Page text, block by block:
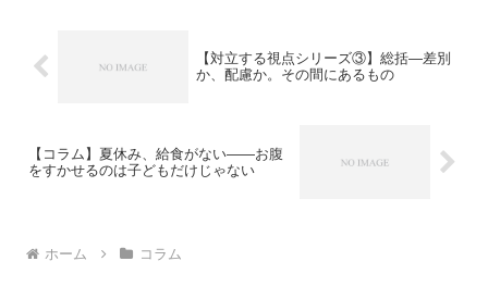
【対立する視点シリーズ③】総括―差別
か、配慮か。その間にあるもの
【コラム】夏休み、給食がない——お腹
をすかせるのは子どもだけじゃない
ホーム コラム